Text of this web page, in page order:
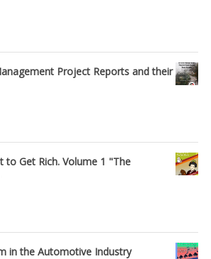
Project Reports and their
to Get Rich. Volume 1 "The
in the Automotive Industry